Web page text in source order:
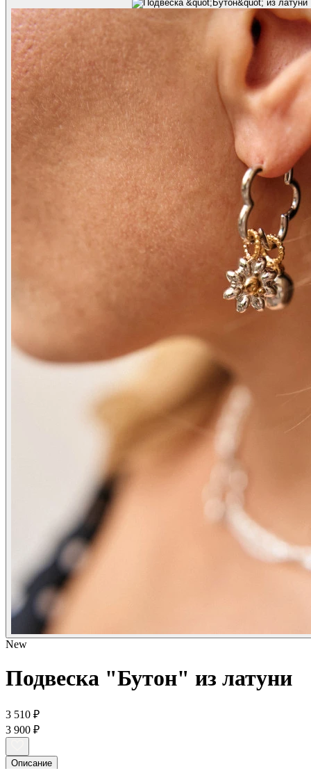
New
Подвеска "Бутон" из латуни
3 510 ₽
3 900 ₽
Описание